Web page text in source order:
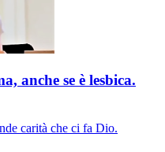
anche se è lesbica.
carità che ci fa Dio.